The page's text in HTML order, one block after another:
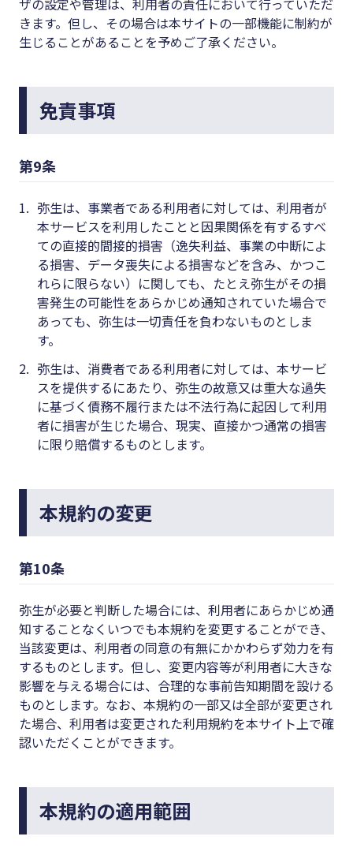
ザの設定や管理は、利用者の責任において行っていただ
きます。但し、その場合は本サイトの一部機能に制約が
生じることがあることを予めご了承ください。
免責事項
第9条
1. 弥生は、事業者である利用者に対しては、利用者が
本サービスを利用したことと因果関係を有するすべ
ての直接的間接的損害（逸失利益、事業の中断によ
る損害、データ喪失による損害などを含み、かつこ
れらに限らない）に関しても、たとえ弥生がその損
害発生の可能性をあらかじめ通知されていた場合で
あっても、弥生は一切責任を負わないものとしま
す。
2. 弥生は、消費者である利用者に対しては、本サービ
スを提供するにあたり、弥生の故意又は重大な過失
に基づく債務不履行または不法行為に起因して利用
者に損害が生じた場合、現実、直接かつ通常の損害
に限り賠償するものとします。
本規約の変更
第10条
弥生が必要と判断した場合には、利用者にあらかじめ通
知することなくいつでも本規約を変更することができ、
当該変更は、利用者の同意の有無にかかわらず効力を有
するものとします。但し、変更内容等が利用者に大きな
影響を与える場合には、合理的な事前告知期間を設ける
ものとします。なお、本規約の一部又は全部が変更され
た場合、利用者は変更された利用規約を本サイト上で確
認いただくことができます。
本規約の適用範囲